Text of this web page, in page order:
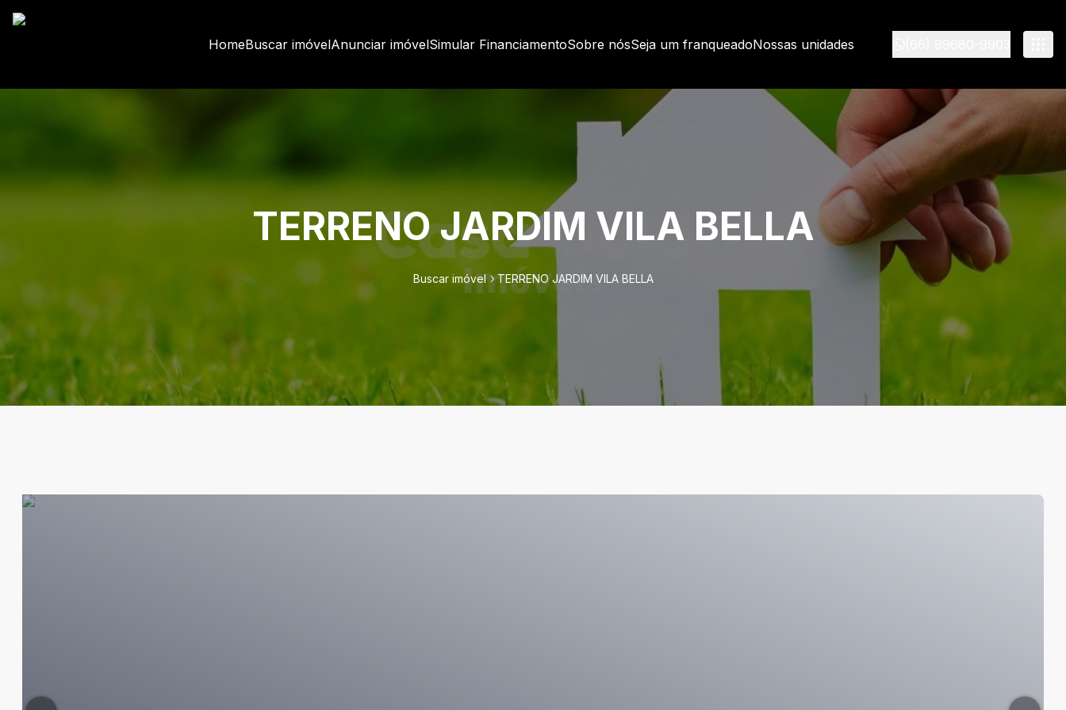
HomeBuscar imóvelAnunciar imóvelSimular FinanciamentoSobre nósSeja um franqueadoNossas unidades
TERRENO JARDIM VILA BELLA
Buscar imóvel TERRENO JARDIM VILA BELLA